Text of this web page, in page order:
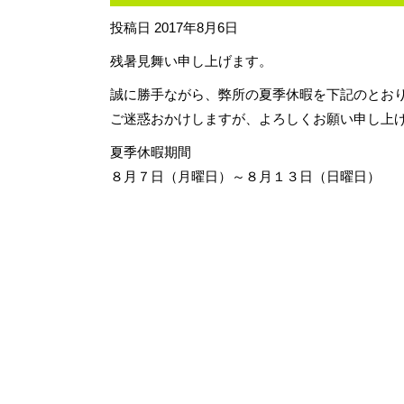
投稿日 2017年8月6日
残暑見舞い申し上げます。
誠に勝手ながら、弊所の夏季休暇を下記のとお
ご迷惑おかけしますが、よろしくお願い申し上
夏季休暇期間
８月７日（月曜日）～８月１３日（日曜日）